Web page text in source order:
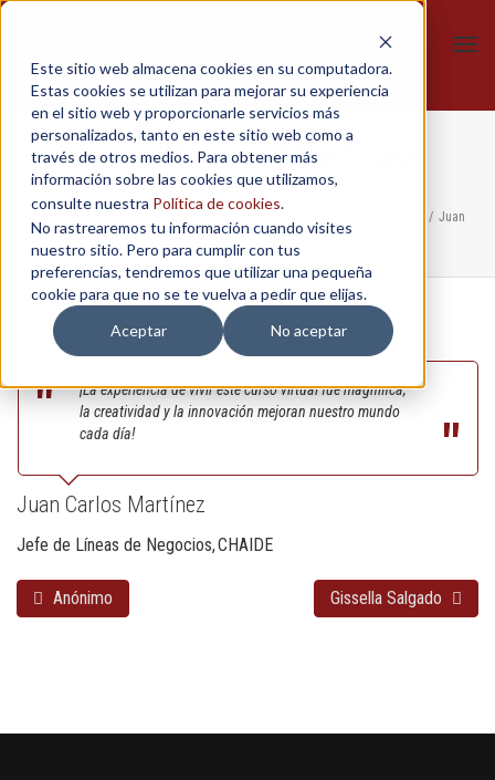
Este sitio web almacena cookies en su computadora.
Estas cookies se utilizan para mejorar su experiencia
en el sitio web y proporcionarle servicios más
personalizados, tanto en este sitio web como a
través de otros medios. Para obtener más
información sobre las cookies que utilizamos,
consulte nuestra Política de cookies.
No rastrearemos tu información cuando visites
nuestro sitio. Pero para cumplir con tus
preferencias, tendremos que utilizar una pequeña
cookie para que no se te vuelva a pedir que elijas.
Aceptar
No aceptar
Juan Carlos Martínez
/ Juan
Carlos Martínez
¡La experiencia de vivir este curso virtual fue magnífica,
la creatividad y la innovación mejoran nuestro mundo
cada día!
Juan Carlos Martínez
Jefe de Líneas de Negocios CHAIDE
Anónimo Gissella Salgado